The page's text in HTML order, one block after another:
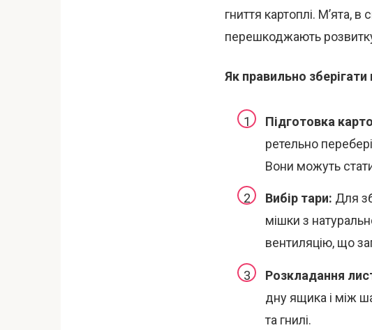
гниття картоплі. М’ята,
перешкоджають
Як правильно
Підготовка
ретельно
Вони можуть
Вибір тари: Для
мішки з
вентиляцію, що
Розкладання
дну ящика і між
та гнилі.